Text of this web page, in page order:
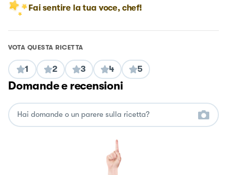
Fai sentire la tua voce, chef!
VOTA QUESTA RICETTA
1 2 3 4 5
Domande e recensioni